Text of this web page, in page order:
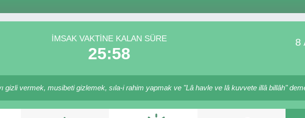
İMSAK VAKTINE KALAN SÜRE
25:58
8
gizli vermek, musibeti gizlemek, sıla-i rahim yapmak ve "Lâ havle ve lâ kuvvete illâ billâh"